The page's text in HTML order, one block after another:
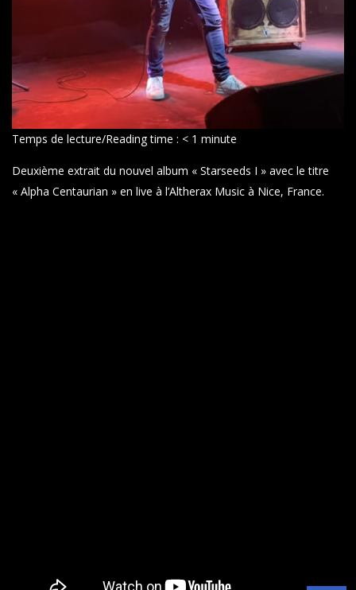
Temps de lecture/Reading time : < 1 minute
Deuxième extrait du nouvel album « Starseeds I » avec le titre
« Alpha Centaurian » en live à l’Altherax Music à Nice, France.